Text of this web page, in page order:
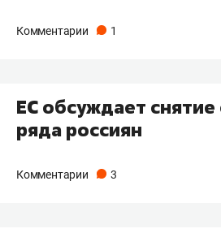
Комментарии 1
ЕС обсуждает снятие
ряда россиян
Комментарии 3